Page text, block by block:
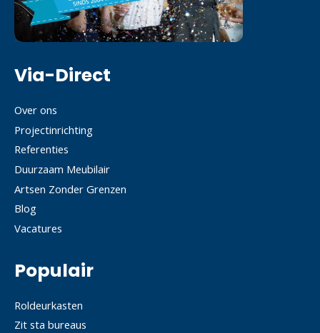
Via-Direct
Over ons
Projectinrichting
Referenties
Duurzaam Meubilair
Artsen Zonder Grenzen
Blog
Vacatures
Populair
Roldeurkasten
Zit sta bureaus